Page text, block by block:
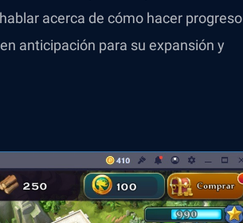
acerca de cómo hacer progreso
anticipación para su expansión y